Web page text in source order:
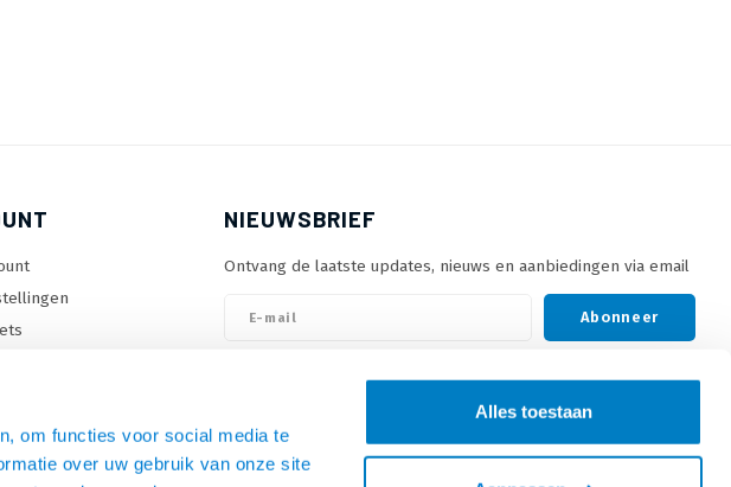
om functies voor social media te
over uw gebruik van onze site
Alles toestaan
NIEUWSBRIEF
Ontvang de laatste updates, nieuws en aanbiedingen via email
Abonneer